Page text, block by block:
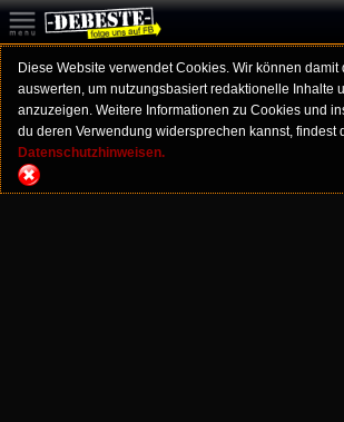
Diese Website verwendet Cookies. Wir können damit
auswerten, um nutzungsbasiert redaktionelle Inhalte
anzuzeigen. Weitere Informationen zu Cookies und
du deren Verwendung widersprechen kannst, findest
Datenschutzhinweisen.